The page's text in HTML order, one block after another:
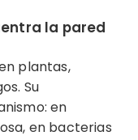
la pared
plantas,
Su
en
en bacterias